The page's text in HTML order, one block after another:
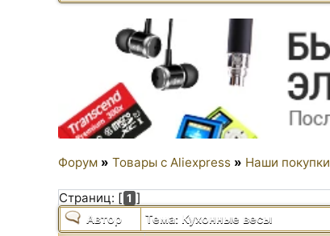
Форум » Товары с Aliexpress » Наши покупки
Страниц: [ 1 ]
Автор Тема: Кухонные весы